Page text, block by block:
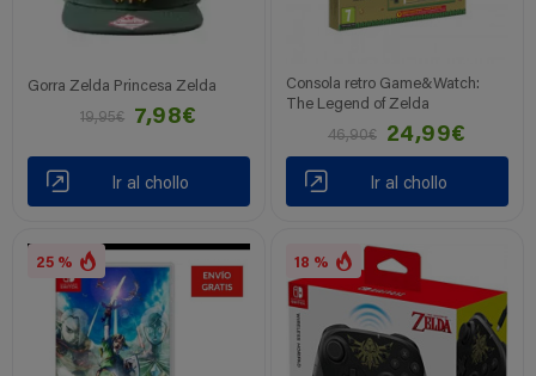
Gorra Zelda Princesa Zelda
19,95€
7,98€
Ir al chollo
Consola retro Game&Watch:
The Legend of Zelda
46,90€
24,99€
Ir al chollo
25 % 18 %